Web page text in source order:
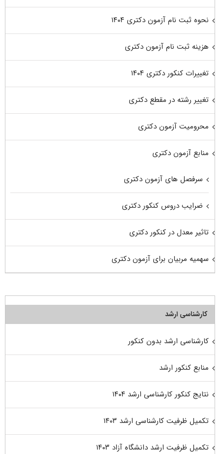
نحوه ثبت نام آزمون دکتری ۱۴۰۴
هزینه ثبت نام آزمون دکتری
تغییرات کنکور دکتری ۱۴۰۴
تغییر رشته در مقطع دکتری
محرومیت آزمون دکتری
منابع آزمون دکتری
سرفصل های آزمون دکتری
ضرایب دروس کنکور دکتری
تاثیر معدل در کنکور دکتری
سهمیه مربیان برای آزمون دکتری
کارشناسی ارشد
کارشناسی ارشد بدون کنکور
منابع کنکور ارشد
نتایج کنکور کارشناسی ارشد ۱۴۰۴
تکمیل ظرفیت کارشناسی ارشد ۱۴۰۳
تکمیل ظرفیت ارشد دانشگاه آزاد ۱۴۰۳